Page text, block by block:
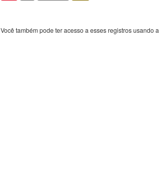
Você também pode ter acesso a esses registros usando a